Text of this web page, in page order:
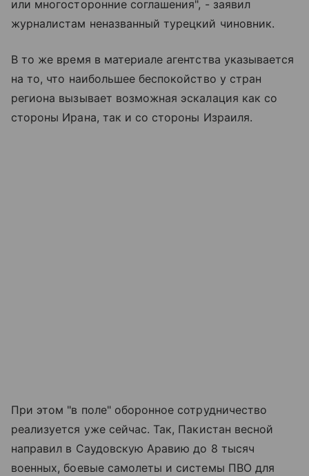
или многосторонние соглашения", - заявил
журналистам неназванный турецкий чиновник.
В то же время в материале агентства указывается
на то, что наибольшее беспокойство у стран
региона вызывает возможная эскалация как со
стороны Ирана, так и со стороны Израиля.
При этом "в поле" оборонное сотрудничество
реализуется уже сейчас. Так, Пакистан весной
направил в Саудовскую Аравию до 8 тысяч
военных, боевые самолеты и системы ПВО для